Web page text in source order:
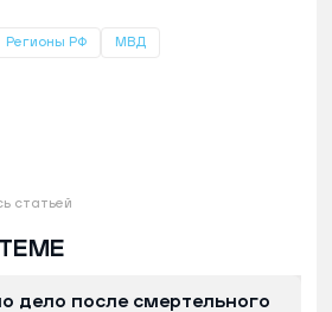
Регионы РФ МВД
статьей
дело после смертельного